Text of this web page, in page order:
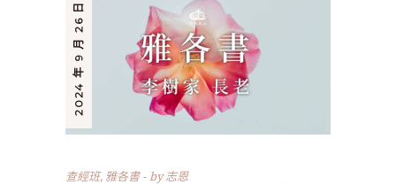
2024 年 9 月 26 日
查經班, 雅各書 by志恩